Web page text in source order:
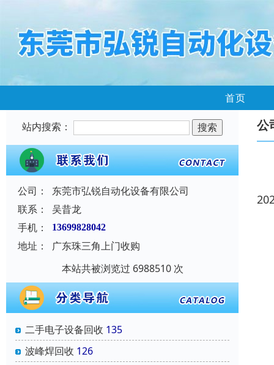
首页
站内搜索：
公司：
东莞市弘锐自动化设备有限公司
联系：
吴昔龙
手机：
13699828042
地址：
广东珠三角上门收购
本站共被浏览过 6988510 次
二手电子设备回收 135
波峰焊回收 126
公